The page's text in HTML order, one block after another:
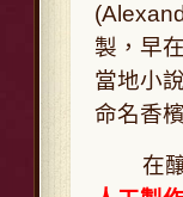
製，早
當地小
命名香
在釀